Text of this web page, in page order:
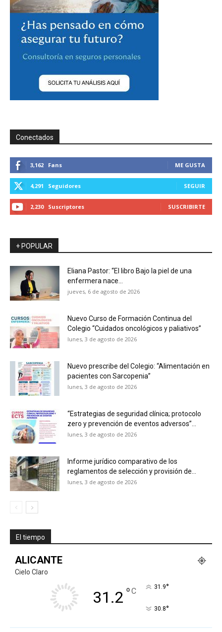
Conectados
3,162 Fans ME GUSTA
4,291 Seguidores SEGUIR
2,230 Suscriptores SUSCRIBIRTE
+ POPULAR
Eliana Pastor: “El libro Bajo la piel de una
enfermera nace...
jueves, 6 de agosto de 2026
Nuevo Curso de Formación Continua del
Colegio “Cuidados oncológicos y paliativos”
lunes, 3 de agosto de 2026
Nuevo prescribe del Colegio: “Alimentación en
pacientes con Sarcopenia”
lunes, 3 de agosto de 2026
“Estrategias de seguridad clínica; protocolo
zero y prevención de eventos adversos”...
lunes, 3 de agosto de 2026
Informe jurídico comparativo de los
reglamentos de selección y provisión de...
lunes, 3 de agosto de 2026
El tiempo
ALICANTE
Cielo Claro
31.2 °C 31.9°
30.8°